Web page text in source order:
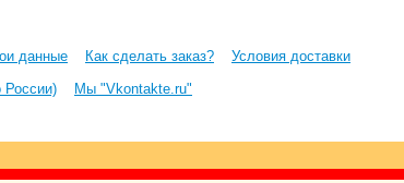
данные Как сделать заказ?
Условия доставки
России)
Мы "Vkontakte.ru"